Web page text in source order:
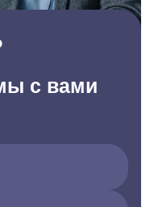
с вами